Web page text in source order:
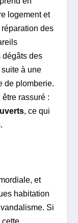
logement et
des
dégâts des
à une
de plomberie.
rassuré :
, ce qui
et
habitation
Si